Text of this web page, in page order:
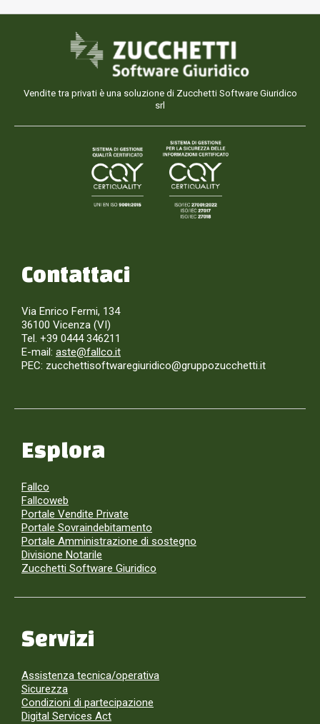
Vendite tra privati è una soluzione di Zucchetti Software Giuridico
srl
Contattaci
Via Enrico Fermi, 134
36100 Vicenza (VI)
Tel. +39 0444 346211
E-mail: aste@fallco.it
PEC: zucchettisoftwaregiuridico@gruppozucchetti.it
Esplora
Fallco
Fallcoweb
Portale Vendite Private
Portale Sovraindebitamento
Portale Amministrazione di sostegno
Divisione Notarile
Zucchetti Software Giuridico
Servizi
Assistenza tecnica/operativa
Sicurezza
Condizioni di partecipazione
Digital Services Act